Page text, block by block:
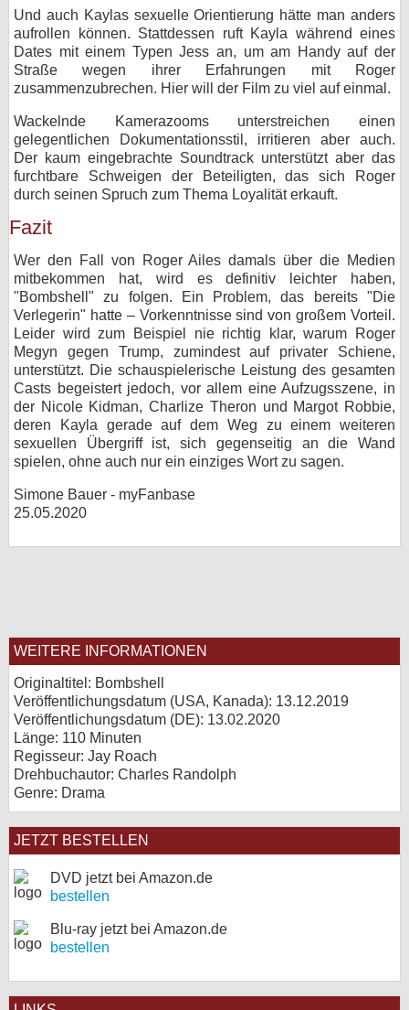
Und auch Kaylas sexuelle Orientierung hätte man anders
aufrollen können. Stattdessen ruft Kayla während eines
Dates mit einem Typen Jess an, um am Handy auf der
Straße wegen ihrer Erfahrungen mit Roger
zusammenzubrechen. Hier will der Film zu viel auf einmal.
Wackelnde Kamerazooms unterstreichen einen
gelegentlichen Dokumentationsstil, irritieren aber auch.
Der kaum eingebrachte Soundtrack unterstützt aber das
furchtbare Schweigen der Beteiligten, das sich Roger
durch seinen Spruch zum Thema Loyalität erkauft.
Fazit
Wer den Fall von Roger Ailes damals über die Medien
mitbekommen hat, wird es definitiv leichter haben,
"Bombshell" zu folgen. Ein Problem, das bereits "Die
Verlegerin" hatte – Vorkenntnisse sind von großem Vorteil.
Leider wird zum Beispiel nie richtig klar, warum Roger
Megyn gegen Trump, zumindest auf privater Schiene,
unterstützt. Die schauspielerische Leistung des gesamten
Casts begeistert jedoch, vor allem eine Aufzugsszene, in
der Nicole Kidman, Charlize Theron und Margot Robbie,
deren Kayla gerade auf dem Weg zu einem weiteren
sexuellen Übergriff ist, sich gegenseitig an die Wand
spielen, ohne auch nur ein einziges Wort zu sagen.
Simone Bauer - myFanbase
25.05.2020
WEITERE INFORMATIONEN
Originaltitel: Bombshell
Veröffentlichungsdatum (USA, Kanada): 13.12.2019
Veröffentlichungsdatum (DE): 13.02.2020
Länge: 110 Minuten
Regisseur: Jay Roach
Drehbuchautor: Charles Randolph
Genre: Drama
JETZT BESTELLEN
DVD jetzt bei Amazon.de
bestellen
Blu-ray jetzt bei Amazon.de
bestellen